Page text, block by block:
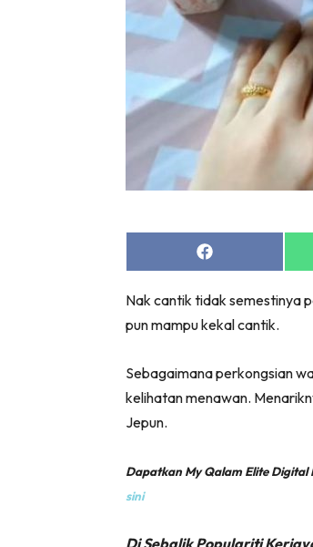
Share
on
Nak cantik tidak semestinya
pun mampu kekal cantik.
Sebagaimana perkongsian
kelihatan menawan.
Jepun.
Dapatkan My Qalam Elite Digital
sini